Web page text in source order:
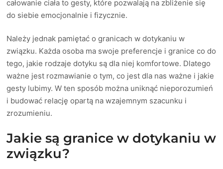
całowanie ciała to gesty, które pozwalają na zbliżenie się
do siebie emocjonalnie i fizycznie.
Należy jednak pamiętać o granicach w dotykaniu w
związku. Każda osoba ma swoje preferencje i granice co do
tego, jakie rodzaje dotyku są dla niej komfortowe. Dlatego
ważne jest rozmawianie o tym, co jest dla nas ważne i jakie
gesty lubimy. W ten sposób można uniknąć nieporozumień
i budować relację opartą na wzajemnym szacunku i
zrozumieniu.
Jakie są granice w dotykaniu w
związku?